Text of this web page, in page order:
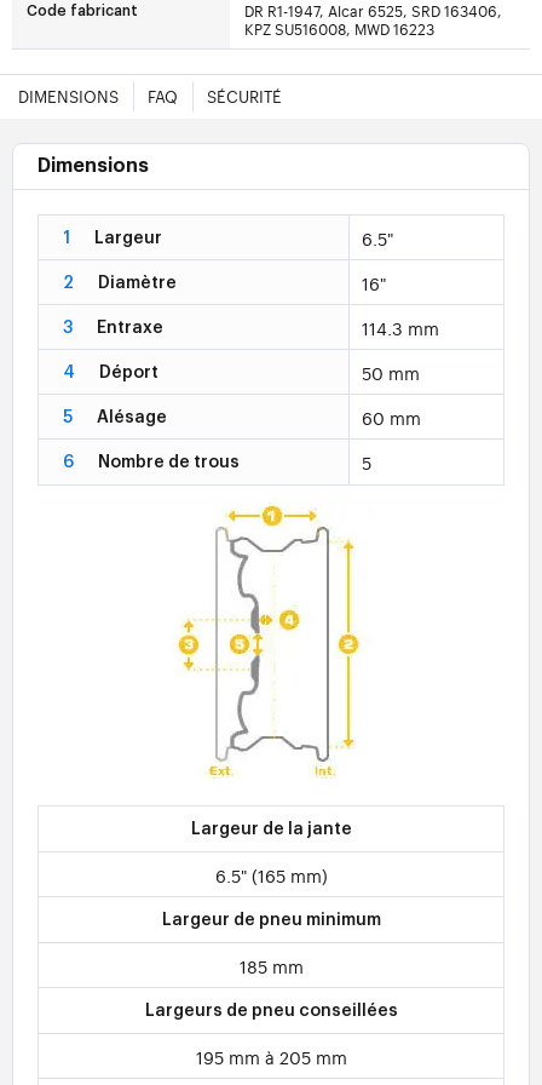
Code fabricant
DR R1-1947, Alcar 6525, SRD 163406,
KPZ SU516008, MWD 16223
DIMENSIONS FAQ SÉCURITÉ
Dimensions
1 Largeur 6.5"
2 Diamètre 16"
3 Entraxe 114.3 mm
4 Déport 50 mm
5 Alésage 60 mm
6 Nombre de trous 5
Largeur de la jante
6.5" (165 mm)
Largeur de pneu minimum
185 mm
Largeurs de pneu conseillées
195 mm à 205 mm